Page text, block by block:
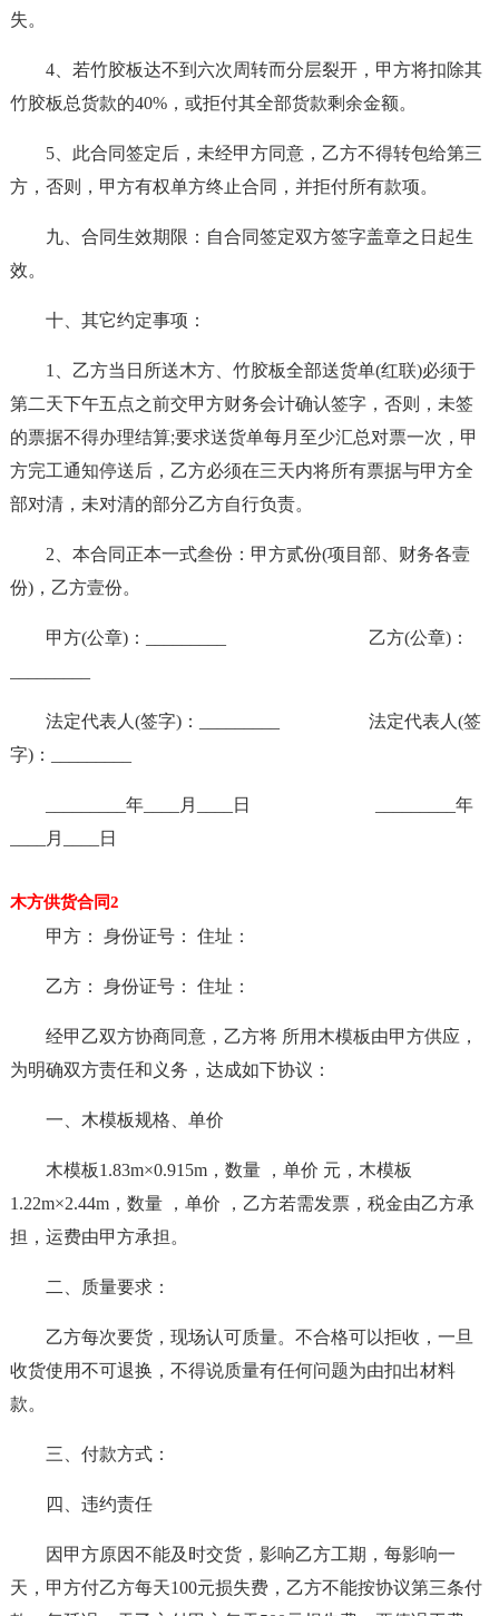
失。
4、若竹胶板达不到六次周转而分层裂开，甲方将扣除其
竹胶板总货款的40%，或拒付其全部货款剩余金额。
5、此合同签定后，未经甲方同意，乙方不得转包给第三
方，否则，甲方有权单方终止合同，并拒付所有款项。
九、合同生效期限：自合同签定双方签字盖章之日起生
效。
十、其它约定事项：
1、乙方当日所送木方、竹胶板全部送货单(红联)必须于
第二天下午五点之前交甲方财务会计确认签字，否则，未签
的票据不得办理结算;要求送货单每月至少汇总对票一次，甲
方完工通知停送后，乙方必须在三天内将所有票据与甲方全
部对清，未对清的部分乙方自行负责。
2、本合同正本一式叁份：甲方贰份(项目部、财务各壹
份)，乙方壹份。
甲方(公章)：_________ 乙方(公章)：
法定代表人(签字)：_________ 法定代表人(签
字)：_________
_________年____月____日 _________年
____月____日
木方供货合同2
甲方： 身份证号： 住址：
乙方： 身份证号： 住址：
经甲乙双方协商同意，乙方将 所用木模板由甲方供应，
为明确双方责任和义务，达成如下协议：
一、木模板规格、单价
木模板1.83m×0.915m，数量 ，单价 元，木模板
1.22m×2.44m，数量 ，单价 ，乙方若需发票，税金由乙方承
担，运费由甲方承担。
二、质量要求：
乙方每次要货，现场认可质量。不合格可以拒收，一旦
收货使用不可退换，不得说质量有任何问题为由扣出材料
款。
三、付款方式：
四、违约责任
因甲方原因不能及时交货，影响乙方工期，每影响一
天，甲方付乙方每天100元损失费，乙方不能按协议第三条付